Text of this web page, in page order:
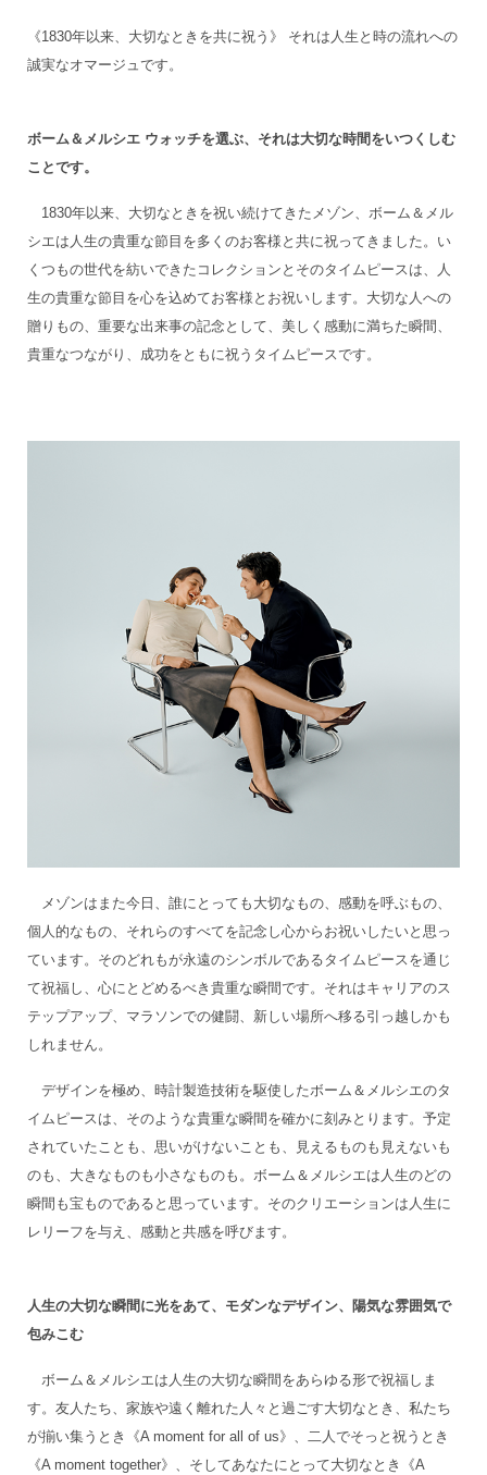
《1830年以来、大切なときを共に祝う》 それは人生と時の流れへの
誠実なオマージュです。
ボーム＆メルシエ ウォッチを選ぶ、それは大切な時間をいつくしむ
ことです。
1830年以来、大切なときを祝い続けてきたメゾン、ボーム＆メル
シエは人生の貴重な節目を多くのお客様と共に祝ってきました。い
くつもの世代を紡いできたコレクションとそのタイムピースは、人
生の貴重な節目を心を込めてお客様とお祝いします。大切な人への
贈りもの、重要な出来事の記念として、美しく感動に満ちた瞬間、
貴重なつながり、成功をともに祝うタイムピースです。
メゾンはまた今日、誰にとっても大切なもの、感動を呼ぶもの、
個人的なもの、それらのすべてを記念し心からお祝いしたいと思っ
ています。そのどれもが永遠のシンボルであるタイムピースを通じ
て祝福し、心にとどめるべき貴重な瞬間です。それはキャリアのス
テップアップ、マラソンでの健闘、新しい場所へ移る引っ越しかも
しれません。
デザインを極め、時計製造技術を駆使したボーム＆メルシエのタ
イムピースは、そのような貴重な瞬間を確かに刻みとります。予定
されていたことも、思いがけないことも、見えるものも見えないも
のも、大きなものも小さなものも。ボーム＆メルシエは人生のどの
瞬間も宝ものであると思っています。そのクリエーションは人生に
レリーフを与え、感動と共感を呼びます。
人生の大切な瞬間に光をあて、モダンなデザイン、陽気な雰囲気で
包みこむ
ボーム＆メルシエは人生の大切な瞬間をあらゆる形で祝福しま
す。友人たち、家族や遠く離れた人々と過ごす大切なとき、私たち
が揃い集うとき《A moment for all of us》、二人でそっと祝うとき
《A moment together》、そしてあなたにとって大切なとき《A